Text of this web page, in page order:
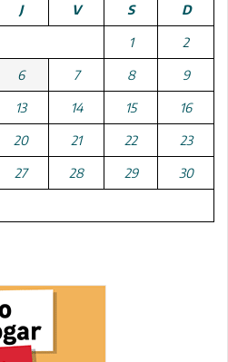
J V S D
1 2
6 7 8 9
13 14 15 16
20 21 22 23
27 28 29 30